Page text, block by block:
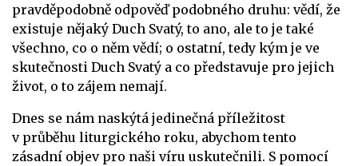
pravděpodobně odpověď podobného druhu: vědí, že
existuje nějaký Duch Svatý, to ano, ale to je také
všechno, co o něm vědí; o ostatní, tedy kým je ve
skutečnosti Duch Svatý a co představuje pro jejich
život, o to zájem nemají.
Dnes se nám naskýtá jedinečná příležitost
v průběhu liturgického roku, abychom tento
zásadní objev pro naši víru uskutečnili. S pomocí